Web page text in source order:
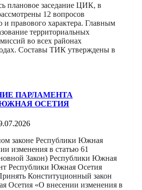
плановое заседание ЦИК, в
12 вопросов
и правового характера. Главным
территориальных
во всех районах
Составы ТИК утверждены в
ПАРЛАМЕНТА
ОСЕТИЯ
законе Республики Южная
изменения в статью 61
Закон) Республики Южная
Республики Южная Осетия
Конституционный закон
Осетия «О внесении изменения в